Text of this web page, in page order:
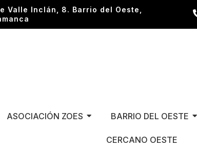
Valle Inclán, 8. Barrio del Oeste,
ASOCIACIÓN ZOES BARRIO DEL OESTE
CERCANO OESTE